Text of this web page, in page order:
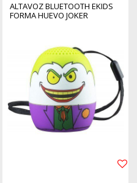
ALTAVOZ BLUETOOTH EKIDS
FORMA HUEVO JOKER